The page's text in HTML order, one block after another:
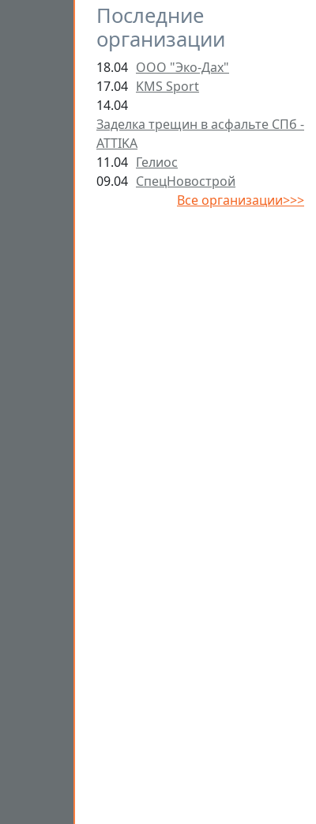
Последние
организации
18.04 ООО "Эко-Дах"
17.04 KMS Sport
14.04
Заделка трещин в асфальте СПб -
ATTIKA
11.04 Гелиос
09.04 СпецНовострой
Все организации>>>